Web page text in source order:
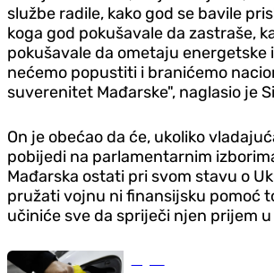
službe radile, kako god se bavile
koga god pokušavale da zastraše,
pokušavale da ometaju energetske
nećemo popustiti i branićemo
suverenitet Mađarske", naglasio je
On je obećao da će, ukoliko
pobijedi na parlamentarnim
Mađarska ostati pri svom stavu o
pružati vojnu ni finansijsku pomoć
učiniće sve da spriječi njen prijem u